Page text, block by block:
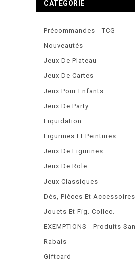
CATÉGORIE
Précommandes - TCG
Nouveautés
Jeux De Plateau
Jeux De Cartes
Jeux Pour Enfants
Jeux De Party
Liquidation
Figurines Et Peintures
Jeux De Figurines
Jeux De Role
Jeux Classiques
Dés, Pièces Et Accessoires
Jouets Et Fig. Collec.
EXEMPTIONS - Produits
Rabais
Giftcard